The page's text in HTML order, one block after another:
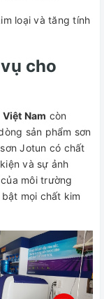
loại và tăng tính
cho
Nam còn
sản phẩm sơn
Jotun có chất
và sự ảnh
môi trường
mọi chất kim